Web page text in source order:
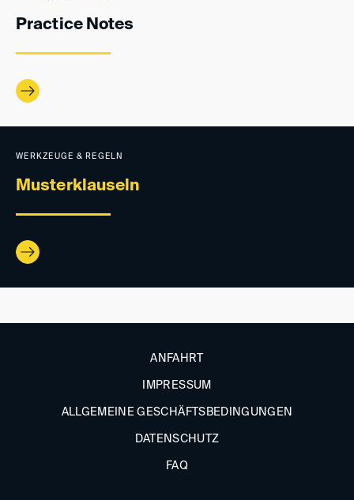
Practice Notes
WERKZEUGE & REGELN
Musterklauseln
ANFAHRT
IMPRESSUM
ALLGEMEINE GESCHÄFTSBEDINGUNGEN
DATENSCHUTZ
FAQ